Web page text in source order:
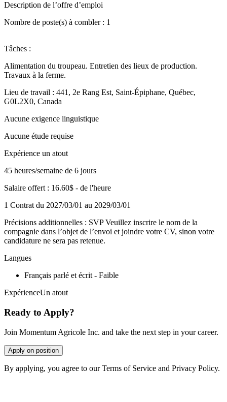
Description de l’offre d’emploi
Nombre de poste(s) à combler : 1
Tâches :
Alimentation du troupeau. Entretien des lieux de production.
Travaux à la ferme.
Lieu de travail : 441, 2e Rang Est, Saint-Épiphane, Québec,
G0L2X0, Canada
Aucune exigence linguistique
Aucune étude requise
Expérience un atout
45 heures/semaine de 6 jours
Salaire offert : 16.60$ - de l'heure
1 Contrat du 2027/03/01 au 2029/03/01
Précisions additionnelles : SVP Veuillez inscrire le nom de la
compagnie dans l’objet de l’envoi et joindre votre CV, sinon votre
candidature ne sera pas retenue.
Langues
Français parlé et écrit - Faible
ExpérienceUn atout
Ready to Apply?
Join Momentum Agricole Inc. and take the next step in your career.
Apply on position
By applying, you agree to our Terms of Service and Privacy Policy.